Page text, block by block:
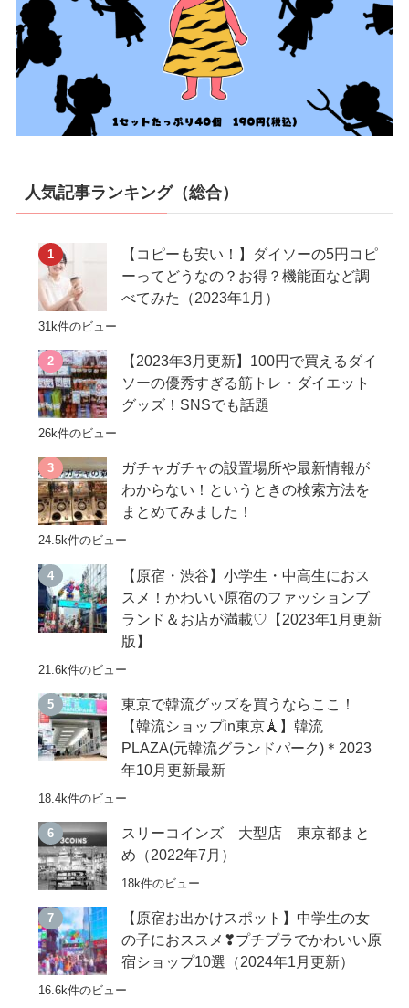
人気記事ランキング（総合）
【コピーも安い！】ダイソーの5円コピ
ーってどうなの？お得？機能面など調
べてみた（2023年1月）
31k件のビュー
【2023年3月更新】100円で買えるダイ
ソーの優秀すぎる筋トレ・ダイエット
グッズ！SNSでも話題
26k件のビュー
ガチャガチャの設置場所や最新情報が
わからない！というときの検索方法を
まとめてみました！
24.5k件のビュー
【原宿・渋谷】小学生・中高生におス
スメ！かわいい原宿のファッションブ
ランド＆お店が満載♡【2023年1月更新
版】
21.6k件のビュー
東京で韓流グッズを買うならここ！
【韓流ショップin東京🗼】韓流
PLAZA(元韓流グランドパーク)＊2023
年10月更新最新
18.4k件のビュー
スリーコインズ 大型店 東京都まと
め（2022年7月）
18k件のビュー
【原宿お出かけスポット】中学生の女
の子におススメ❣プチプラでかわいい原
宿ショップ10選（2024年1月更新）
16.6k件のビュー